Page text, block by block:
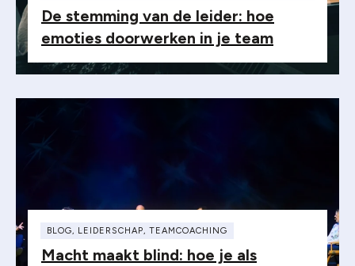
De stemming van de leider: hoe
emoties doorwerken in je team
BLOG, LEIDERSCHAP, TEAMCOACHING
Macht maakt blind: hoe je als